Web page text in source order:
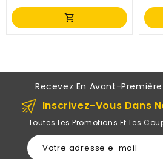
Prix
shopping_cart
Prix
Recevez En Avant-
Inscrivez-Vous Dans
Toutes Les Promotions Et Les